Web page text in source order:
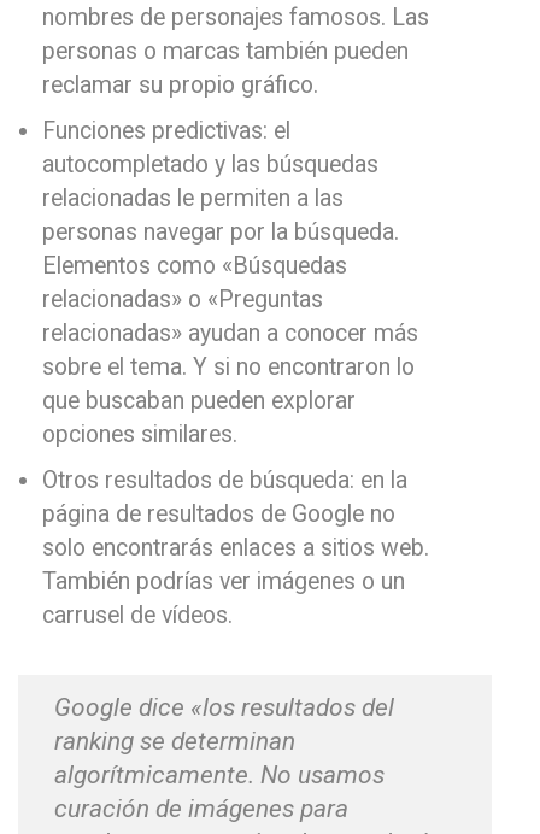
nombres de personajes famosos. Las
personas o marcas también pueden
reclamar su propio gráfico.
Funciones predictivas: el
autocompletado y las búsquedas
relacionadas le permiten a las
personas navegar por la búsqueda.
Elementos como «Búsquedas
relacionadas» o «Preguntas
relacionadas» ayudan a conocer más
sobre el tema. Y si no encontraron lo
que buscaban pueden explorar
opciones similares.
Otros resultados de búsqueda: en la
página de resultados de Google no
solo encontrarás enlaces a sitios web.
También podrías ver imágenes o un
carrusel de vídeos.
Google dice «los resultados del
ranking se determinan
algorítmicamente. No usamos
curación de imágenes para